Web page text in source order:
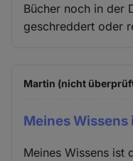
Bücher noch in der
geschreddert oder
Martin (nicht
Meines Wissens
Meines Wissens ist